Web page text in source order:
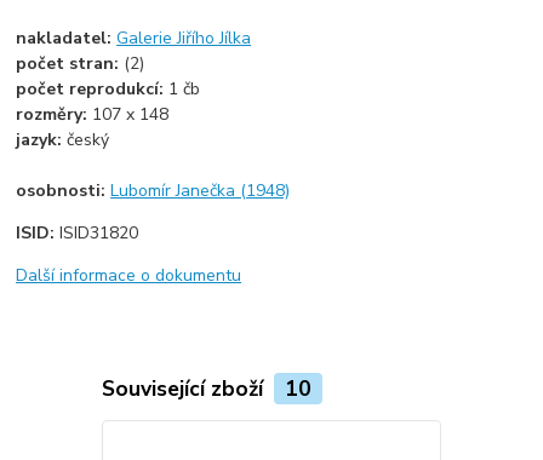
nakladatel:Galerie Jiřího Jílka
počet stran: (2)
počet reprodukcí: 1 čb
rozměry: 107 x 148
jazyk:český
osobnosti:Lubomír Janečka (1948)
ISID:ISID31820
Další informace o dokumentu
Související zboží 10